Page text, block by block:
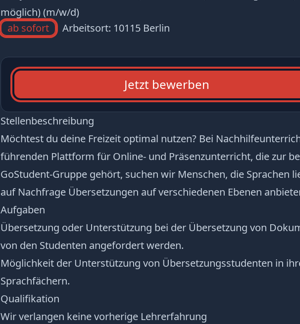
möglich) (m/w/d)
ab sofort
Arbeitsort: 10115 Berlin
Jetzt bewerben
Stellenbeschreibung
Möchtest du deine Freizeit optimal nutzen? Bei
führenden Plattform für Online- und Präsenzunterricht, die zur
GoStudent-Gruppe gehört, suchen wir Menschen, die Sprachen
auf Nachfrage Übersetzungen auf verschiedenen Ebenen
Aufgaben
Übersetzung oder Unterstützung bei der Übersetzung von
von den Studenten angefordert werden.
Möglichkeit der Unterstützung von Übersetzungsstudenten in
Sprachfächern.
Qualifikation
Wir verlangen keine vorherige Lehrerfahrung